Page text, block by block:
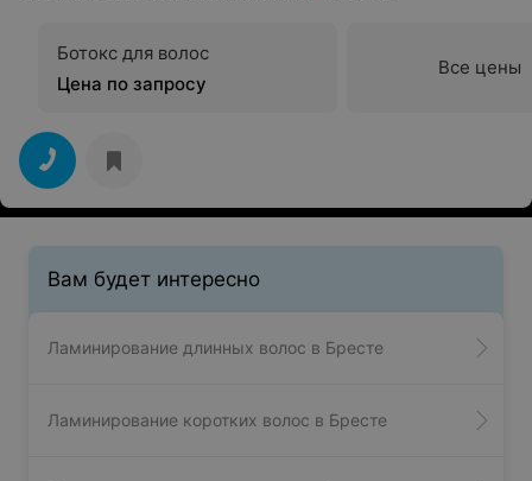
Ботокс для волос
Цена по запросу
Все цены
Вам будет интересно
Ламинирование длинных волос в Бресте
Ламинирование коротких волос в Бресте